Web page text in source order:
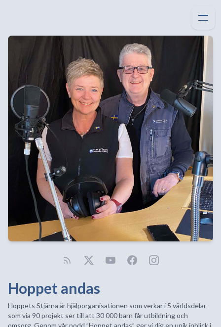
Hoppet andas
Hoppets Stjärna är hjälporganisationen som verkar i 5 världsdelar
som via 90 projekt ser till att 30 000 barn får utbildning och
omsorg. Genom vår podd ”Hoppet andas” ger vi dig en unik inblick i